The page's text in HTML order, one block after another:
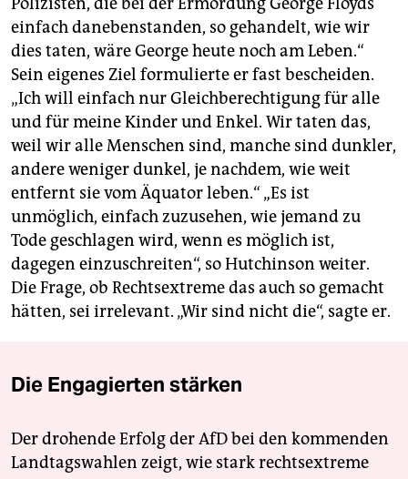
einfach danebenstanden, so gehandelt, wie wir
dies taten, wäre George heute noch am Leben.“
Sein eigenes Ziel formulierte er fast bescheiden.
„Ich will einfach nur Gleichberechtigung für alle
und für meine Kinder und Enkel. Wir taten das,
weil wir alle Menschen sind, manche sind dunkler,
andere weniger dunkel, je nachdem, wie weit
entfernt sie vom Äquator leben.“ „Es ist
unmöglich, einfach zuzusehen, wie jemand zu
Tode geschlagen wird, wenn es möglich ist,
dagegen einzuschreiten“, so Hutchinson weiter.
Die Frage, ob Rechtsextreme das auch so gemacht
hätten, sei irrelevant. „Wir sind nicht die“, sagte er.
Die Engagierten stärken
Der drohende Erfolg der AfD bei den kommenden
Landtagswahlen zeigt, wie stark rechtsextreme